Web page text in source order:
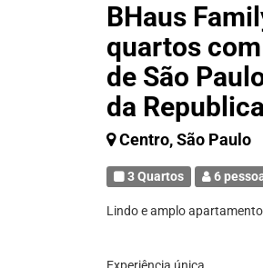
BHaus
quartos
de São
da
Centro, São Paulo
3 Quartos 6
Lindo e amplo